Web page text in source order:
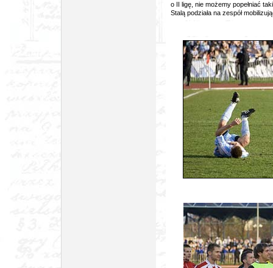
o II ligę, nie możemy popełniać
Stalą podziała na zespół